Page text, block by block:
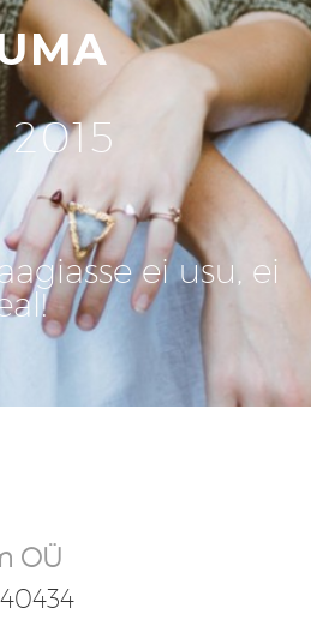
2015
ei usu, ei
OÜ